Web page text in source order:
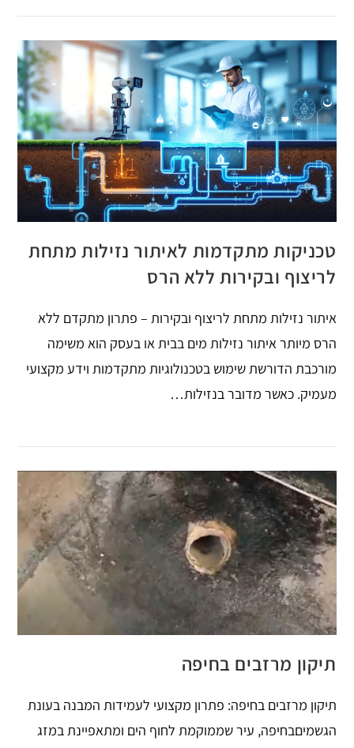
טכניקות מתקדמות לאיתור נזילות מתחת
לריצוף ובקירות ללא הרס
איתור נזילות מתחת לריצוף ובקירות – פתרון מתקדם ללא
הרס מיותר איתור נזילות מים בבית או בעסק הוא משימה
מורכבת הדורשת שימוש בטכנולוגיות מתקדמות וידע מקצועי
מעמיק. כאשר מדובר בנזילות…
תיקון מרזבים בחיפה
תיקון מרזבים בחיפה: פתרון מקצועי לעמידות המבנה בעונת
הגשמיםבחיפה, עיר שממוקמת לחוף הים ומתאפיינת במזג